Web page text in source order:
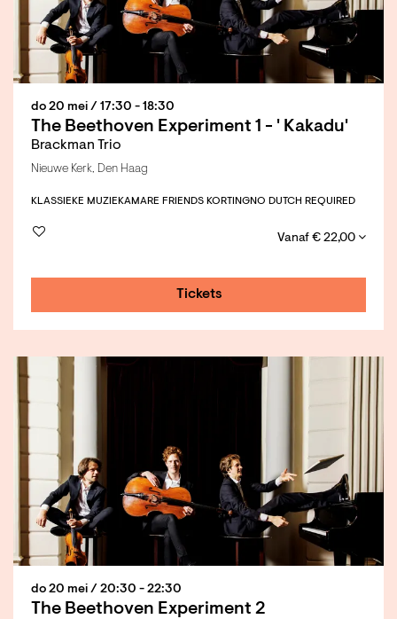
The Beethoven Experiment 1 - ' Kakadu'
Brackman Trio
do 20 mei / 17:30 - 18:30
Nieuwe Kerk, Den Haag
KLASSIEKE MUZIEKAMARE FRIENDS KORTINGNO DUTCH REQUIRED
Vanaf € 22,00
Tickets
The Beethoven Experiment 2
do 20 mei / 20:30 - 22:30